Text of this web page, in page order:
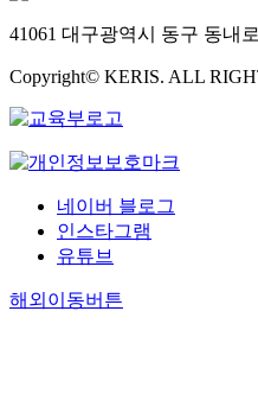
41061 대구광역시 동구 동내
Copyright© KERIS. ALL
네이버 블로그
인스타그램
유튜브
해외이동버튼